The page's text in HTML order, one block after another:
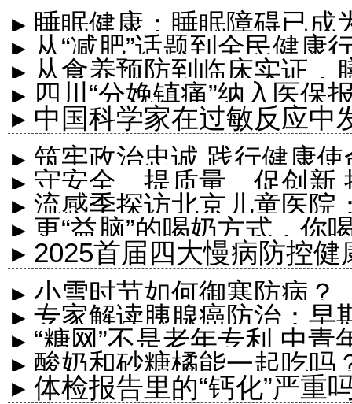
身
▸ 睡眠健康：睡眠障碍已成
▸ 从“减肥”话题到全民健康
▸ 从食养预防到临床实证，
▸ 四川“分娩镇痛”纳入医保
▸ 中国科学家在过敏反应中
▸ 筑牢政治忠诚 践行健康使
▸ 守安全、提质量、促创新
▸ 流感季探访北京儿童医院
诊
▸ 更“益脑”的喝奶方式，你
▸ 2025首届四大慢病防控
▸ 小雪时节如何御寒防病？
▸ 专家解读胰腺癌防治：早
▸ “糖网”不是老年专利 中
▸ 酸奶和砂糖橘能一起吃吗
▸ 体检报告里的“钙化”严重